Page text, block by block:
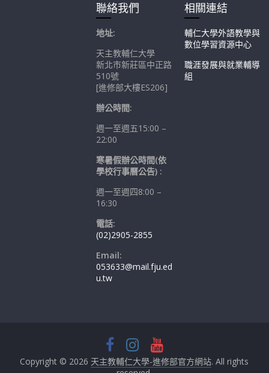
聯絡我們
地址:
天主教輔仁大學
新北市新莊區中正路
510號
[進修部大樓ES206]
辦公時間:
週一至週五15:00 –
22:00
寒暑假辦公時間(依
學校行事曆公告) :
週一至週四8:00 –
16:30
電話:
(02)2905-2855
Email:
053633@mail.fju.ed
u.tw
相關連結
輔仁大學外語教學與
數位學習資源中心
職涯發展與就業輔導
組
Copyright © 2026 天主教輔仁大學-進修部官方網站. All rights